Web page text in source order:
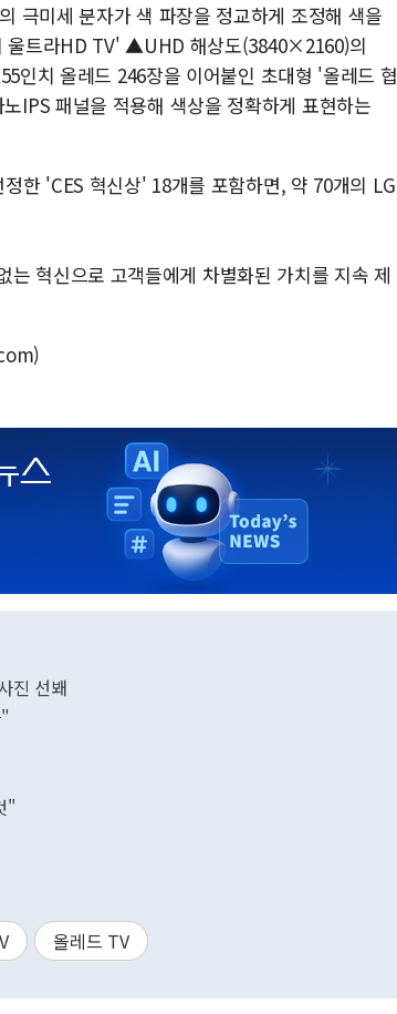
극미세 분자가 색 파장을 정교하게 조정해 색을
울트라HD TV' ▲UHD 해상도(3840×2160)의
치 올레드 246장을 이어붙인 초대형 '올레드 협
패널을 적용해 색상을 정확하게 표현하는
한 'CES 혁신상' 18개를 포함하면, 약 70개의 LG
혁신으로 고객들에게 차별화된 가치를 지속 제
진 선봬
"
올레드 TV